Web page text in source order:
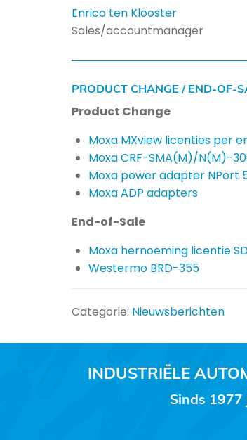
Enrico ten Klooster
Sales/accountmanager
PRODUCT CHANGE / END-OF-
Product Change
Moxa MXview licenties per
Moxa CRF-SMA(M)/N(M)-
Moxa power adapter NPort
Moxa ADP adapters
End-of-Sale
Moxa hernoeming licentie
Westermo BRD-355
Categorie: Nieuwsberichten
INDUSTRIËLE
Sinds